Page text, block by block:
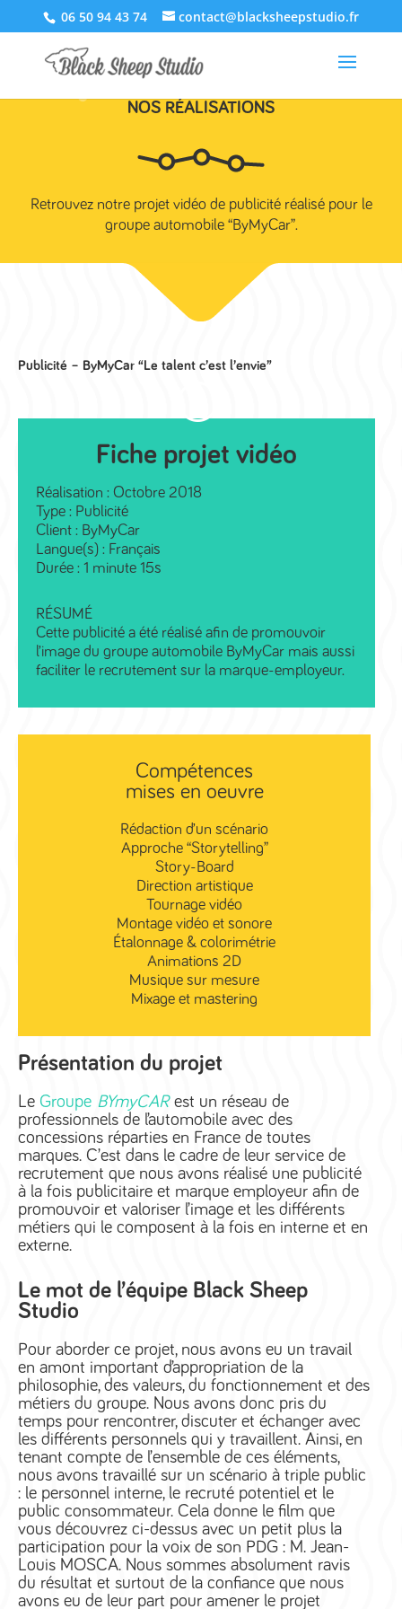
06 50 94 43 74 contact@blacksheepstudio.fr
NOS RÉALISATIONS
Retrouvez notre projet vidéo de publicité réalisé pour le
groupe automobile “ByMyCar”.
Publicité – ByMyCar “Le talent c’est l’envie”
Fiche projet vidéo
Réalisation : Octobre 2018
Type : Publicité
Client : ByMyCar
Langue(s) : Français
Durée : 1 minute 15s
RÉSUMÉ
Cette publicité a été réalisé afin de promouvoir
l’image du groupe automobile ByMyCar mais aussi
faciliter le recrutement sur la marque-employeur.
Compétences
mises en oeuvre
Rédaction d’un scénario
Approche “Storytelling”
Story-Board
Direction artistique
Tournage vidéo
Montage vidéo et sonore
Étalonnage & colorimétrie
Animations 2D
Musique sur mesure
Mixage et mastering
Présentation du projet
Le Groupe BYmyCARest un réseau de
professionnels de l’automobile avec des
concessions réparties en France de toutes
marques. C’est dans le cadre de leur service de
recrutement que nous avons réalisé une publicité
à la fois publicitaire et marque employeur afin de
promouvoir et valoriser l’image et les différents
métiers qui le composent à la fois en interne et en
externe.
Le mot de l’équipe Black Sheep
Studio
Pour aborder ce projet, nous avons eu un travail
en amont important d’appropriation de la
philosophie, des valeurs, du fonctionnement et des
métiers du groupe. Nous avons donc pris du
temps pour rencontrer, discuter et échanger avec
les différents personnels qui y travaillent. Ainsi, en
tenant compte de l’ensemble de ces éléments,
nous avons travaillé sur un scénario à triple public
: le personnel interne, le recruté potentiel et le
public consommateur. Cela donne le film que
vous découvrez ci-dessus avec un petit plus la
participation pour la voix de son PDG : M. Jean-
Louis MOSCA. Nous sommes absolument ravis
du résultat et surtout de la confiance que nous
avons eu de leur part pour amener le projet